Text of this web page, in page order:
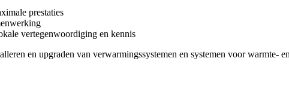
prestaties
vertegenwoordiging en kennis
en upgraden van verwarmingssystemen en systemen voor warmte-